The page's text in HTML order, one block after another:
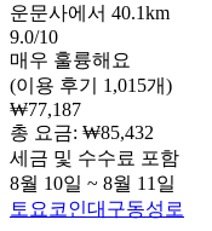
운문사에서 40.1km
9.0/10
매우 훌륭해요
(이용 후기 1,015개)
₩77,187
총 요금: ₩85,432
세금 및 수수료 포함
8월 10일 ~ 8월 11일
토요코인대구동성로